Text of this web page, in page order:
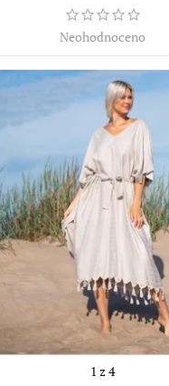
Neohodnoceno
1 z 4